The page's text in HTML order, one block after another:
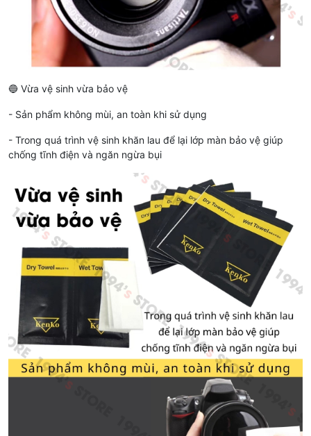
🔵 Vừa vệ sinh vừa bảo vệ
- Sản phẩm không mùi, an toàn khi sử dụng
- Trong quá trình vệ sinh khăn lau để lại lớp màn bảo vệ giúp
chống tĩnh điện và ngăn ngừa bụi